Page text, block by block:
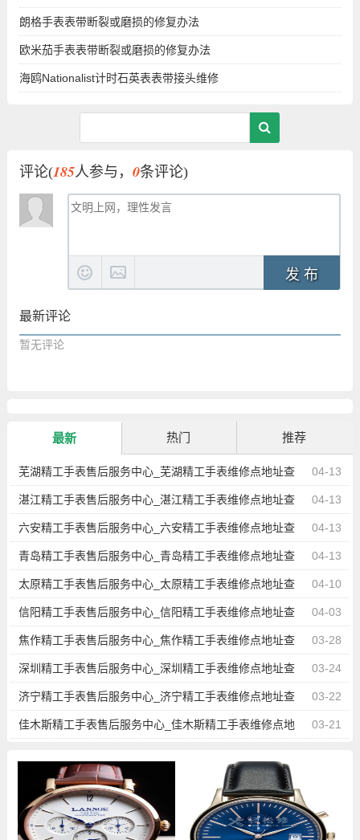
朗格手表表带断裂或磨损的修复办法
欧米茄手表表带断裂或磨损的修复办法
海鸥Nationalist计时石英表表带接头维修
评论(185人参与， 0条评论)
发 布
最新评论
暂无评论
最新 热门 推荐
04-13
芜湖精工手表售后服务中心_芜湖精工手表维修点地址查
询 04-13
湛江精工手表售后服务中心_湛江精工手表维修点地址查
询 04-13
六安精工手表售后服务中心_六安精工手表维修点地址查
询 04-13
青岛精工手表售后服务中心_青岛精工手表维修点地址查
询 04-10
太原精工手表售后服务中心_太原精工手表维修点地址查
询 04-03
信阳精工手表售后服务中心_信阳精工手表维修点地址查
询 03-28
焦作精工手表售后服务中心_焦作精工手表维修点地址查
询 03-24
深圳精工手表售后服务中心_深圳精工手表维修点地址查
询 03-22
济宁精工手表售后服务中心_济宁精工手表维修点地址查
询 03-21
佳木斯精工手表售后服务中心_佳木斯精工手表维修点地